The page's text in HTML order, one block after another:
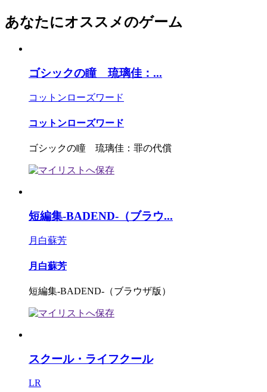
あなたにオススメのゲーム
ゴシックの瞳 琉璃佳：...
コットンローズワード
コットンローズワード
ゴシックの瞳 琉璃佳：罪の代償
短編集-BADEND-（ブラウ...
月白蘇芳
月白蘇芳
短編集-BADEND-（ブラウザ版）
スクール・ライフクール
LR